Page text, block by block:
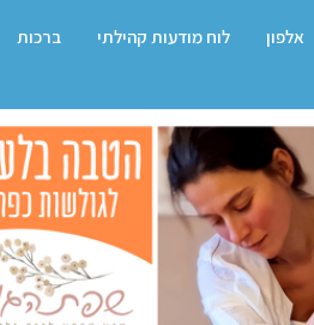
אלפון לוח מודעות קהילתי ברכות